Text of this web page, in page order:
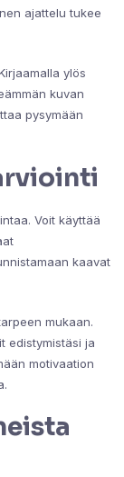
ajattelu tukee
ylös
kuvan
pysymään
Voit käyttää
kaavat
mukaan.
edistymistäsi ja
motivaation